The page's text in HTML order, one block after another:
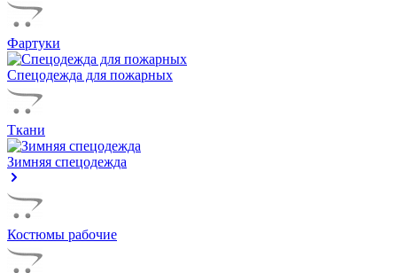
Фартуки
Спецодежда для пожарных
Ткани
Зимняя спецодежда
Костюмы рабочие